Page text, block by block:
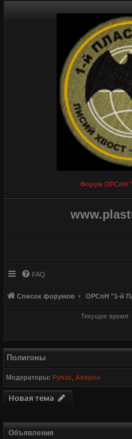
Форум ОРСпН
FAQ
Список форумов ОРСпН "1-й
Текущее время:
Полигоны
Модераторы: Рупас ,Аверон
Новая тема
Объявления